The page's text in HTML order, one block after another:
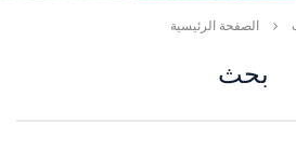
الصفحة الرئيسية
بحث